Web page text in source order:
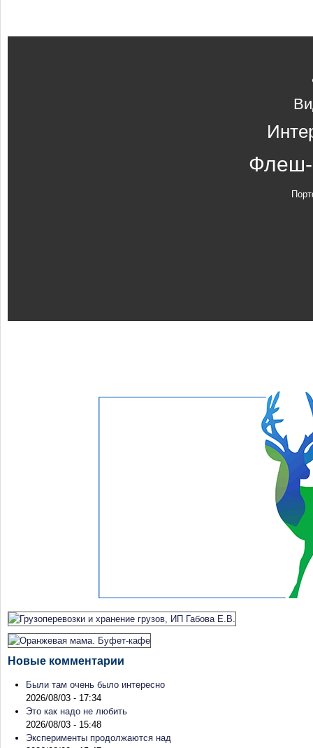
Флеш-
Новые комментарии
Были там очень было интересно
2026/08/03 - 17:34
Это как надо не любить
2026/08/03 - 15:48
Эксперименты продолжаются над